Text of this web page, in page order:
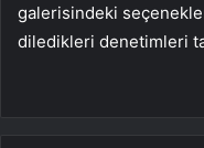
galerisindeki
diledikleri denetimleri